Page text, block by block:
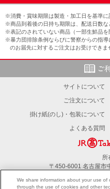
※消費・賞味期限は製造・加工日を基準に
※商品到着後の日持ち期限は、配送日数な
※表記のされていない商品（一部生鮮品を
※暴力団排除条例ならびに警察からの指
のお届先に対するご注文はお受けできま
サイトについて
ご注文について
掛け紙(のし)・包装について
よくある質問
所
〒450-6001 名古屋市
We share information about your use of
through the use of cookies and other